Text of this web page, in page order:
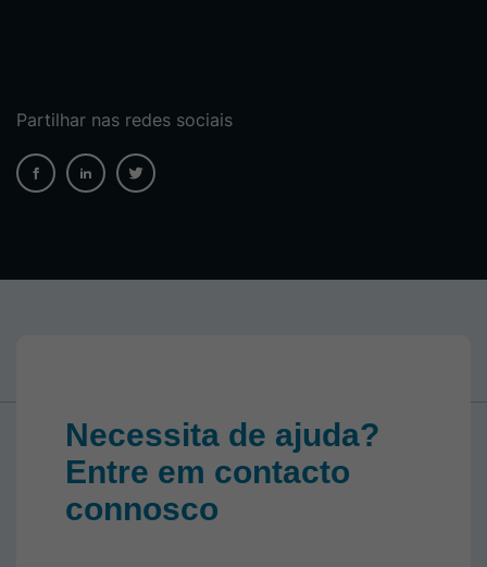
Partilhar nas redes sociais
Necessita de ajuda?
Entre em contacto
connosco